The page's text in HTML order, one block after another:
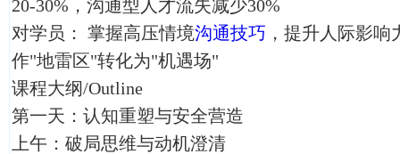
20-30%，沟通型人才流失减少30%
对学员： 掌握高压情境沟通技巧 ，提升人际影
作"地雷区"转化为"机遇场"
课程大纲/Outline
第一天：认知重塑与安全营造
上午：破局思维与动机澄清